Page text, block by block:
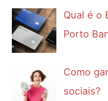
Qual é o
Porto
Como
sociais?